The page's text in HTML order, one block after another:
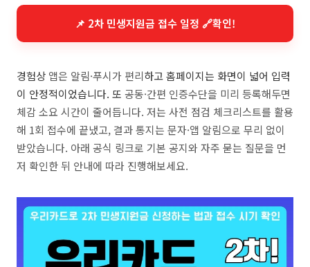
📌 2차 민생지원금 접수 일정 🔗확인!
경험상 앱은 알림·푸시가 편리하고 홈페이지는 화면이 넓어 입력
이 안정적이었습니다. 또 공동·간편 인증수단을 미리 등록해두면
체감 소요 시간이 줄어듭니다. 저는 사전 점검 체크리스트를 활용
해 1회 접수에 끝냈고, 결과 통지는 문자·앱 알림으로 무리 없이
받았습니다. 아래 공식 링크로 기본 공지와 자주 묻는 질문을 먼
저 확인한 뒤 안내에 따라 진행해보세요.